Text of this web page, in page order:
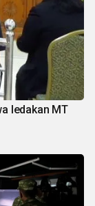
ledakan MT